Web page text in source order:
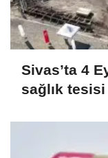
Sivas’ta 4
sağlık tesisi